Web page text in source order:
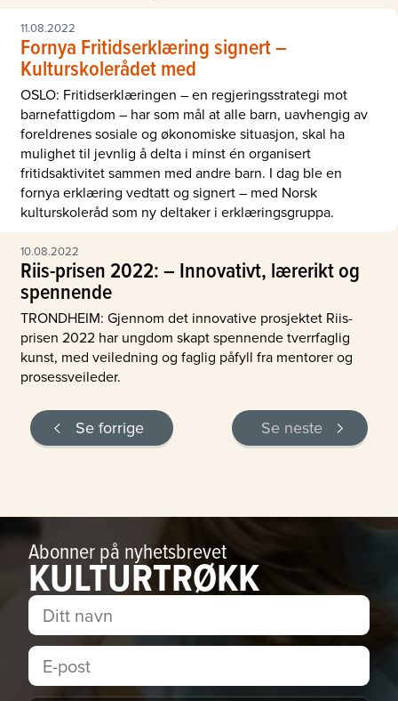
11.08.2022
Fornya Fritidserklæring signert –
Kulturskolerådet med
OSLO: Fritidserklæringen – en regjeringsstrategi mot
barnefattigdom – har som mål at alle barn, uavhengig av
foreldrenes sosiale og økonomiske situasjon, skal ha
mulighet til jevnlig å delta i minst én organisert
fritidsaktivitet sammen med andre barn. I dag ble en
fornya erklæring vedtatt og signert – med Norsk
kulturskoleråd som ny deltaker i erklæringsgruppa.
10.08.2022
Riis-prisen 2022: – Innovativt, lærerikt og
spennende
TRONDHEIM: Gjennom det innovative prosjektet Riis-
prisen 2022 har ungdom skapt spennende tverrfaglig
kunst, med veiledning og faglig påfyll fra mentorer og
prosessveileder.
Se forrige Se neste
Abonner på nyhetsbrevet
KULTURTRØKK